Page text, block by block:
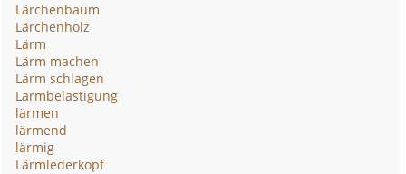
Lärchenbaum
Lärchenholz
Lärm
Lärm machen
Lärm schlagen
Lärmbelästigung
lärmen
lärmend
lärmig
Lärmlederkopf